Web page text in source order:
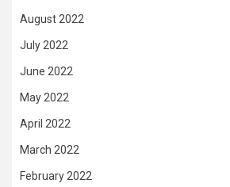
August 2022
July 2022
June 2022
May 2022
April 2022
March 2022
February 2022